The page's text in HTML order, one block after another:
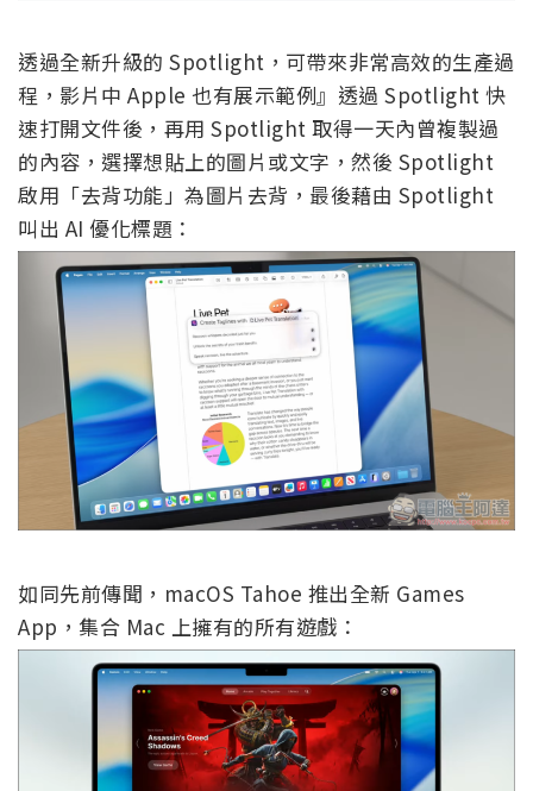
透過全新升級的 Spotlight，可帶來非常高效的生產過
程，影片中 Apple 也有展示範例』透過 Spotlight 快
速打開文件後，再用 Spotlight 取得一天內曾複製過
的內容，選擇想貼上的圖片或文字，然後 Spotlight
啟用「去背功能」為圖片去背，最後藉由 Spotlight
叫出 AI 優化標題：
如同先前傳聞，macOS Tahoe 推出全新 Games
App，集合 Mac 上擁有的所有遊戲：